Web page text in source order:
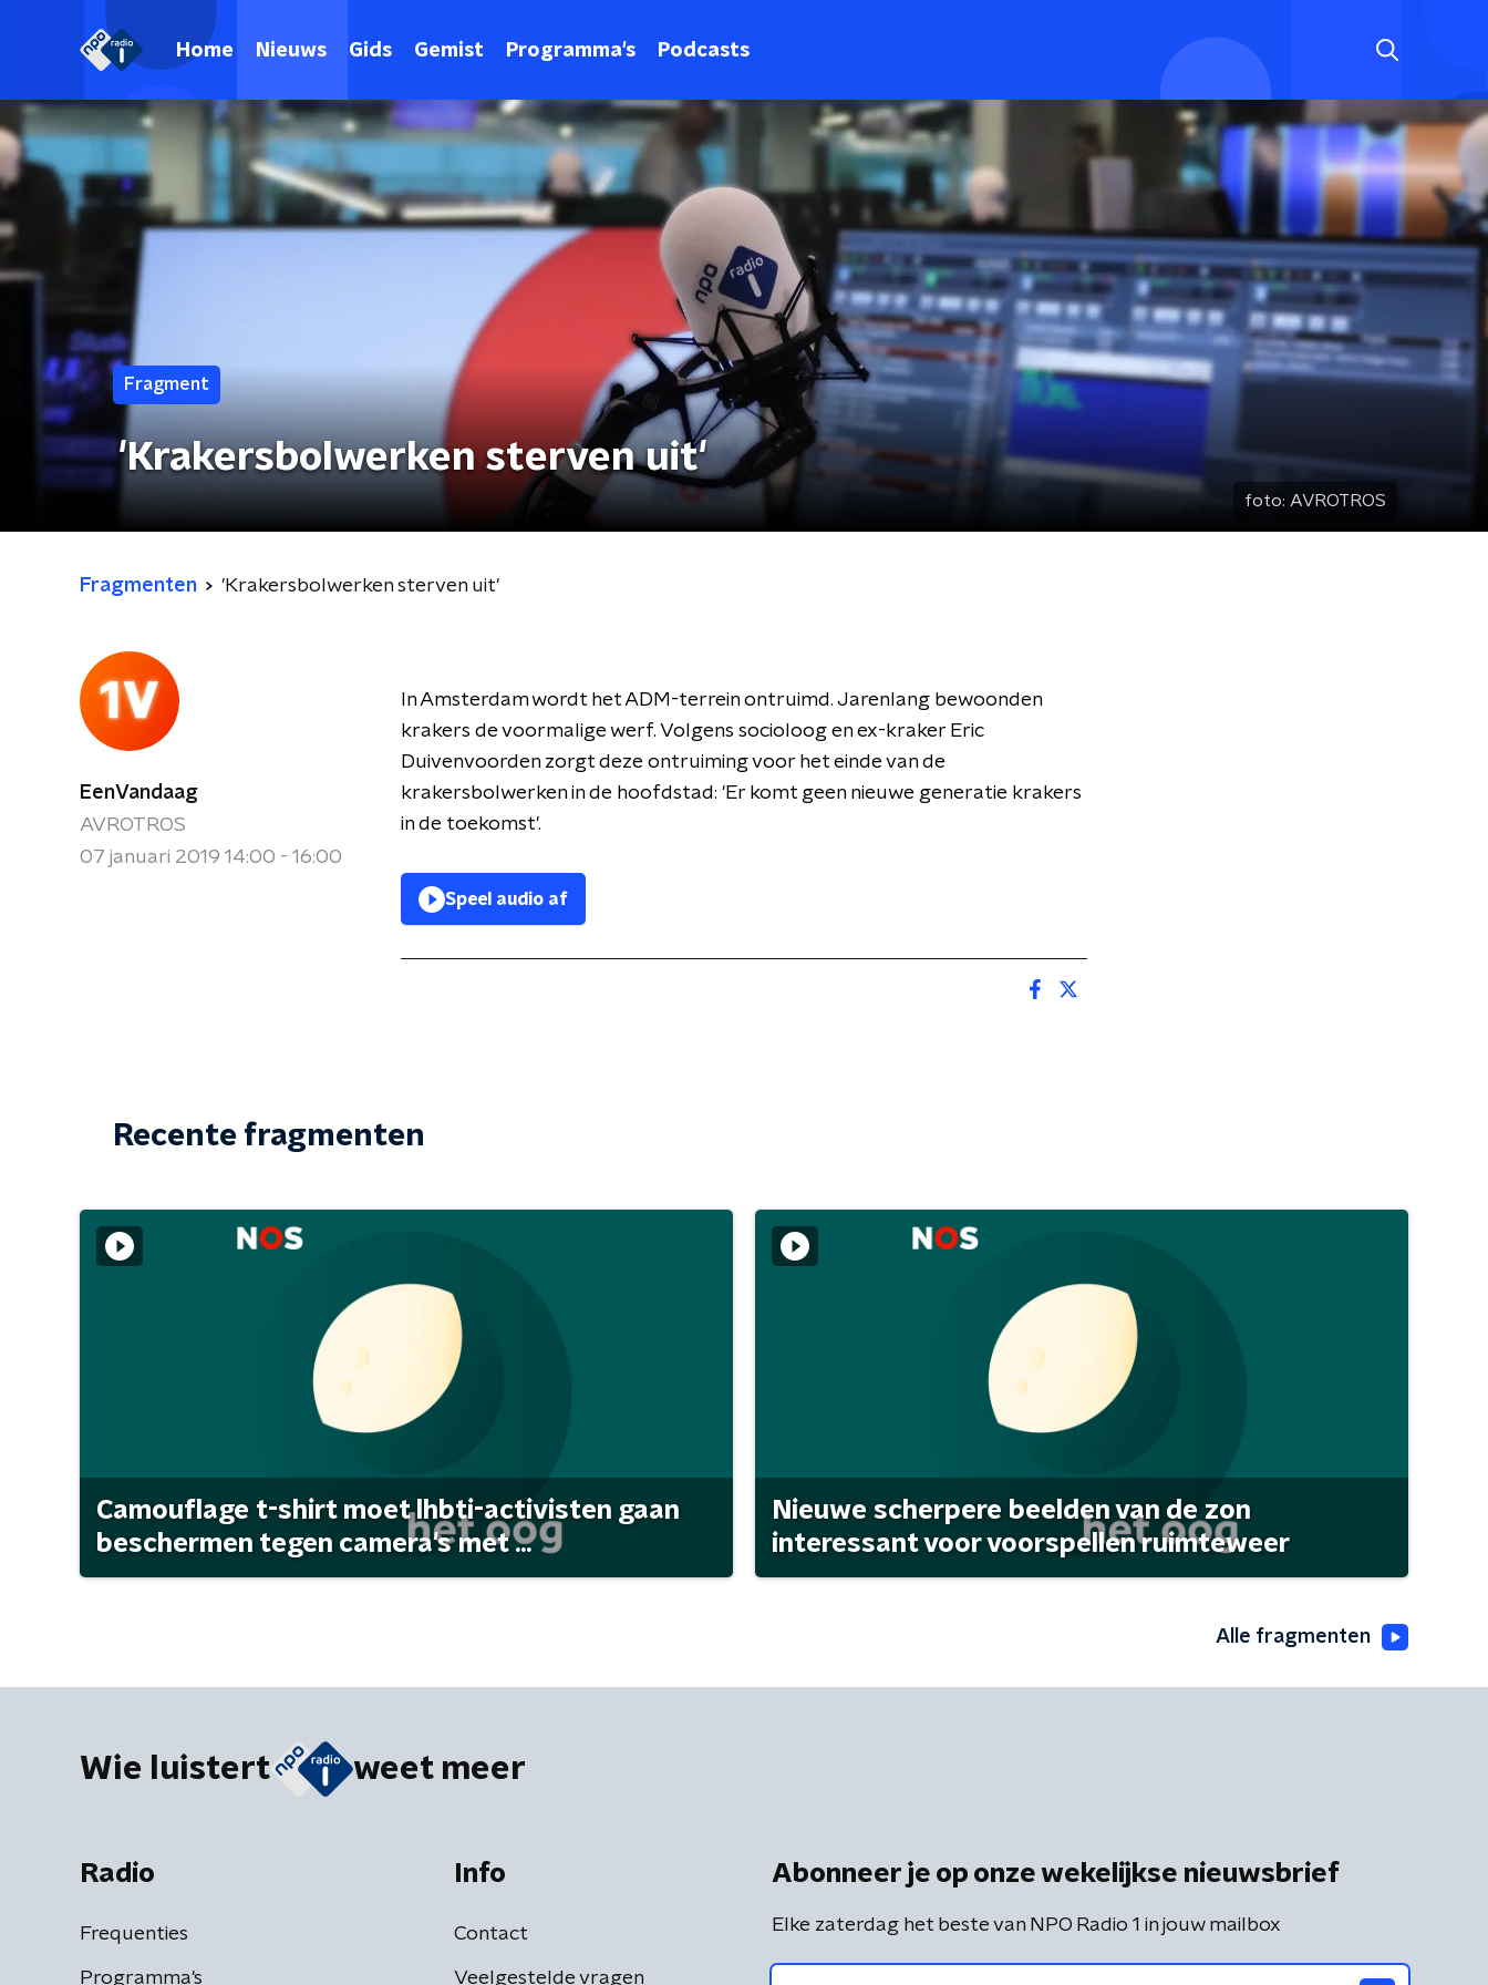
Home Nieuws Gids Gemist Programma's Podcasts
Fragment
'Krakersbolwerken sterven uit'
foto: AVROTROS
Fragmenten 'Krakersbolwerken sterven uit'
EenVandaag
AVROTROS
07 januari 2019 14:00 - 16:00
In Amsterdam wordt het ADM-terrein ontruimd. Jarenlang bewoonden
krakers de voormalige werf. Volgens socioloog en ex-kraker Eric
Duivenvoorden zorgt deze ontruiming voor het einde van de
krakersbolwerken in de hoofdstad: 'Er komt geen nieuwe generatie krakers
in de toekomst'.
Speel audio af
Recente fragmenten
Camouflage t-shirt moet lhbti-activisten gaan
beschermen tegen camera's met ...
Nieuwe scherpere beelden van de zon
interessant voor voorspellen ruimteweer
Alle fragmenten
Wie luistert weet meer
Radio
Frequenties
Programma's
Info
Contact
Veelgestelde vragen
Abonneer je op onze wekelijkse nieuwsbrief
Elke zaterdag het beste van NPO Radio 1 in jouw mailbox